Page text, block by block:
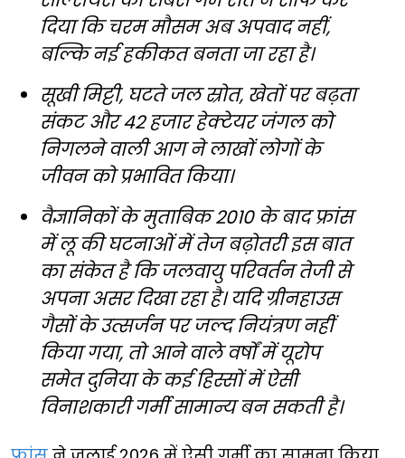
दिया कि चरम मौसम अब अपवाद नहीं,
बल्कि नई हकीकत बनता जा रहा है।
सूखी मिट्टी, घटते जल स्रोत, खेतों पर बढ़ता
संकट और 42 हजार हेक्टेयर जंगल को
निगलने वाली आग ने लाखों लोगों के
जीवन को प्रभावित किया।
वैज्ञानिकों के मुताबिक 2010 के बाद फ्रांस
में लू की घटनाओं में तेज बढ़ोतरी इस बात
का संकेत है कि जलवायु परिवर्तन तेजी से
अपना असर दिखा रहा है। यदि ग्रीनहाउस
गैसों के उत्सर्जन पर जल्द नियंत्रण नहीं
किया गया, तो आने वाले वर्षों में यूरोप
समेत दुनिया के कई हिस्सों में ऐसी
विनाशकारी गर्मी सामान्य बन सकती है।